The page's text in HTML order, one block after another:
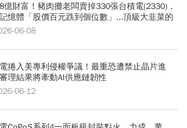
億財富！豬肉攤老闆賣掉330張台積電(2330)，
憶體「股價百元跌到個位數」...頂級大韭菜的
訓06-08
捲入美專利侵權爭議！最重恐遭禁止晶片進
理結果將牽動AI供應鏈韌性
06-12